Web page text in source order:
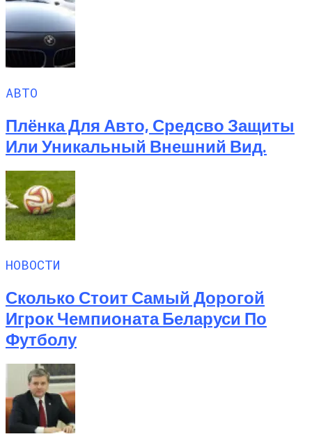
АВТО
Плёнка Для Авто, Средсво Защиты
Или Уникальный Внешний Вид.
НОВОСТИ
Сколько Стоит Самый Дорогой
Игрок Чемпионата Беларуси По
Футболу